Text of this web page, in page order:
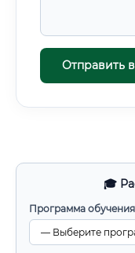
🎓
Программа
Отправить